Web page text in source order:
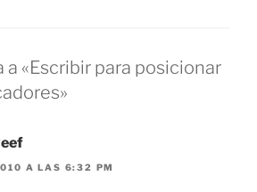
a «Escribir para posicionar
A LAS 6:32 PM